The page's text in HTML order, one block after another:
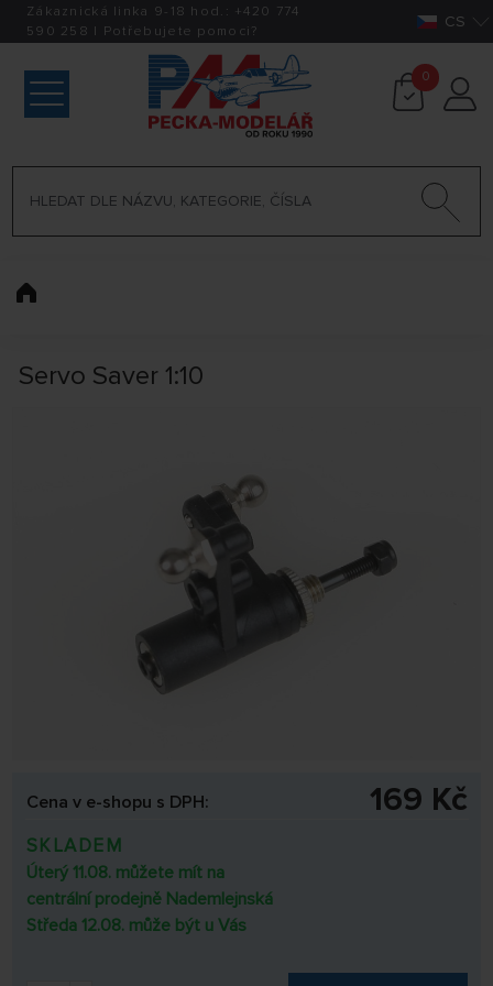
Zákaznická linka 9-18 hod.: +420 774
590 258 | Potřebujete pomoci? CS
0
Servo Saver 1:10
Cena v e-shopu s DPH: 169 Kč
SKLADEM
Úterý 11.08. můžete mít na
centrální prodejně Nademlejnská
Středa 12.08. může být u Vás